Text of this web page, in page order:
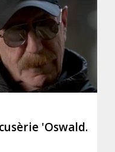
'Oswald.